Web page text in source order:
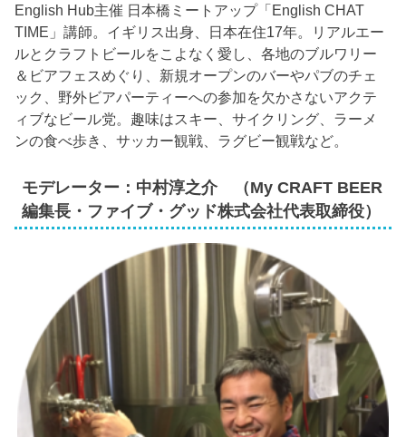
English Hub主催 日本橋ミートアップ「English CHAT
TIME」講師。イギリス出身、日本在住17年。リアルエー
ルとクラフトビールをこよなく愛し、各地のブルワリー
＆ビアフェスめぐり、新規オープンのバーやパブのチェ
ック、野外ビアパーティーへの参加を欠かさないアクテ
ィブなビール党。趣味はスキー、サイクリング、ラーメ
ンの食べ歩き、サッカー観戦、ラグビー観戦など。
モデレーター：中村淳之介 （My CRAFT BEER
編集長・ファイブ・グッド株式会社代表取締役）